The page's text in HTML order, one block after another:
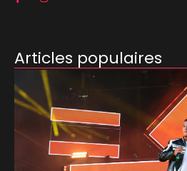
Articles populaires